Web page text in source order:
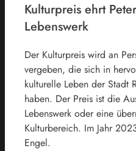
Kulturpreis ehrt
Lebenswerk
Der Kulturpreis wird an
vergeben, die sich in
kulturelle Leben der Stadt
haben. Der Preis ist die
Lebenswerk oder eine
Kulturbereich. Im Jahr
Engel.